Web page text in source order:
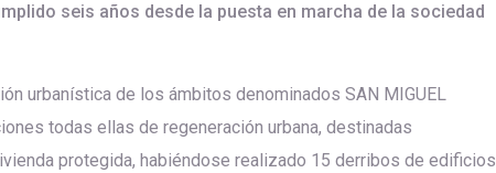
seis años desde la puesta en marcha de la sociedad
urbanística de los ámbitos denominados SAN MIGUEL
todas ellas de regeneración urbana, destinadas
protegida, habiéndose realizado 15 derribos de edificios